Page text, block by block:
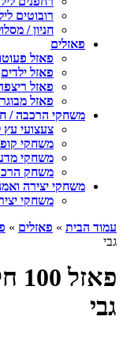
רובוטים
חניון /
פאזלים
פאזל
פאזל ילדים
פאזל
פאזל
משחקי הרכבה /
צעצועי עץ
משחקי
משחקי
משחק
משחקי יצירה
משחקי
עמוד הבית» פאזלים»
גבי
גבי